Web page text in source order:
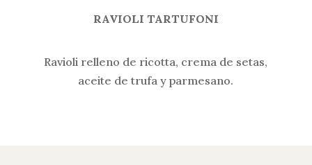
RAVIOLI TARTUFONI
Ravioli relleno de ricotta, crema de setas,
aceite de trufa y parmesano.